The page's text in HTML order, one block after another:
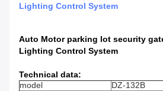
Lighting Control System
Auto Motor parking lot security
Lighting Control System
Technical data:
model
DZ-132B